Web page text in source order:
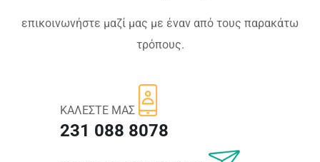
επικοινωνήστε μαζί μας με έναν από τους παρακάτω
τρόπους.
ΚΑΛΕΣΤΕ ΜΑΣ
231 088 8078